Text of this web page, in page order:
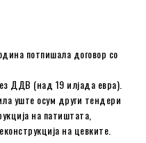
потпишала договор со
ДДВ (над 19 илјада евра).
уште осум други тендери
на патиштата,
на цевките.